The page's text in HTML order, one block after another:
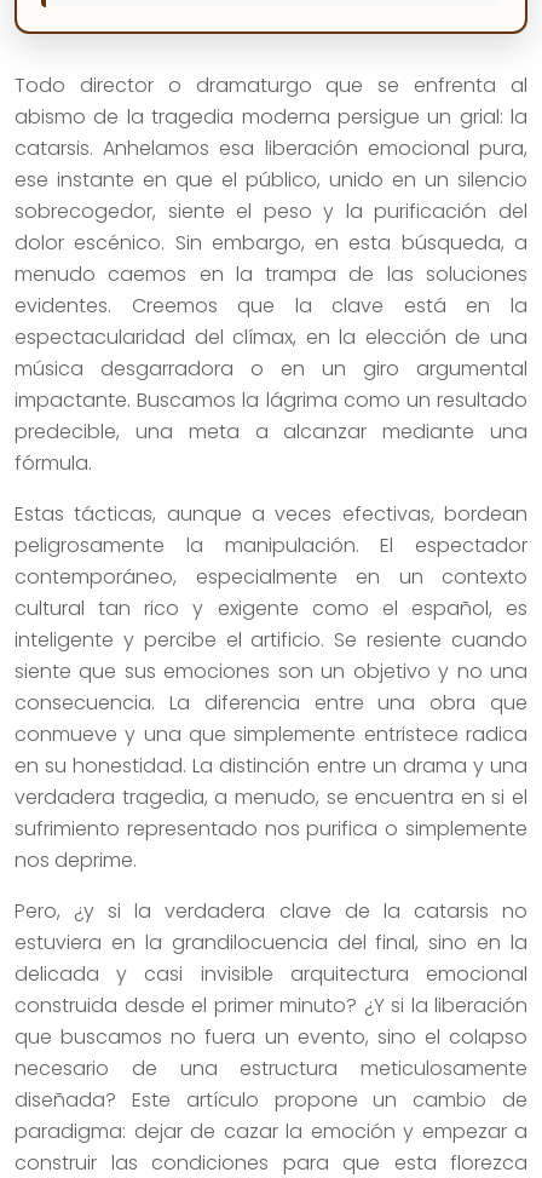
Todo director o dramaturgo que se enfrenta al
abismo de la tragedia moderna persigue un grial: la
catarsis. Anhelamos esa liberación emocional pura,
ese instante en que el público, unido en un silencio
sobrecogedor, siente el peso y la purificación del
dolor escénico. Sin embargo, en esta búsqueda, a
menudo caemos en la trampa de las soluciones
evidentes. Creemos que la clave está en la
espectacularidad del clímax, en la elección de una
música desgarradora o en un giro argumental
impactante. Buscamos la lágrima como un resultado
predecible, una meta a alcanzar mediante una
fórmula.
Estas tácticas, aunque a veces efectivas, bordean
peligrosamente la manipulación. El espectador
contemporáneo, especialmente en un contexto
cultural tan rico y exigente como el español, es
inteligente y percibe el artificio. Se resiente cuando
siente que sus emociones son un objetivo y no una
consecuencia. La diferencia entre una obra que
conmueve y una que simplemente entristece radica
en su honestidad. La distinción entre un drama y una
verdadera tragedia, a menudo, se encuentra en si el
sufrimiento representado nos purifica o simplemente
nos deprime.
Pero, ¿y si la verdadera clave de la catarsis no
estuviera en la grandilocuencia del final, sino en la
delicada y casi invisible arquitectura emocional
construida desde el primer minuto? ¿Y si la liberación
que buscamos no fuera un evento, sino el colapso
necesario de una estructura meticulosamente
diseñada? Este artículo propone un cambio de
paradigma: dejar de cazar la emoción y empezar a
construir las condiciones para que esta florezca